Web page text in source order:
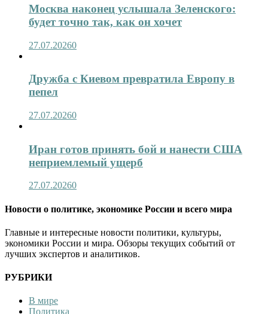
Москва наконец услышала Зеленского:
будет точно так, как он хочет
27.07.20260
Дружба с Киевом превратила Европу в
пепел
27.07.20260
Иран готов принять бой и нанести США
неприемлемый ущерб
27.07.20260
Новости о политике, экономике России и всего мира
Главные и интересные новости политики, культуры,
экономики России и мира. Обзоры текущих событий от
лучших экспертов и аналитиков.
РУБРИКИ
В мире
Политика